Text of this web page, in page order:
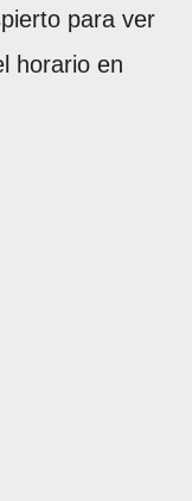
para ver
horario en